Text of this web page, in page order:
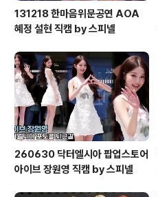
131218 한마음위문공연 AOA
혜정 설현 직캠 by 스피넬
260630 닥터엘시아 팝업스토어
아이브 장원영 직캠 by 스피넬